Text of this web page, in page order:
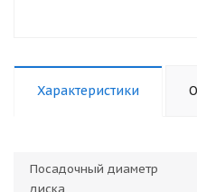
Характеристики
Посадочный диаметр
диска